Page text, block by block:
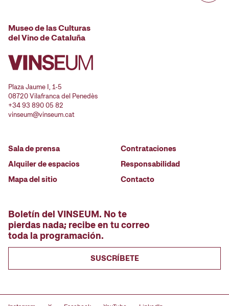
Museo de las Culturas
del Vino de Cataluña
Plaza Jaume I, 1-5
08720 Vilafranca del Penedès
+34 93 890 05 82
vinseum@vinseum.cat
Sala de prensa
Alquiler de espacios
Mapa del sitio
Contrataciones
Responsabilidad
Contacto
Boletín del VINSEUM. No te
pierdas nada; recibe en tu correo
toda la programación.
SUSCRÍBETE